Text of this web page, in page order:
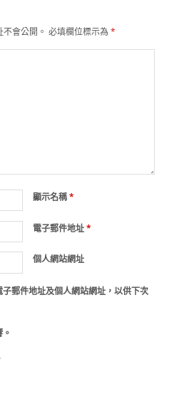
會公開。 必填欄位標示為*
顯示名稱*
電子郵件地址*
個人網站網址
郵件地址及個人網站網址，以供下次